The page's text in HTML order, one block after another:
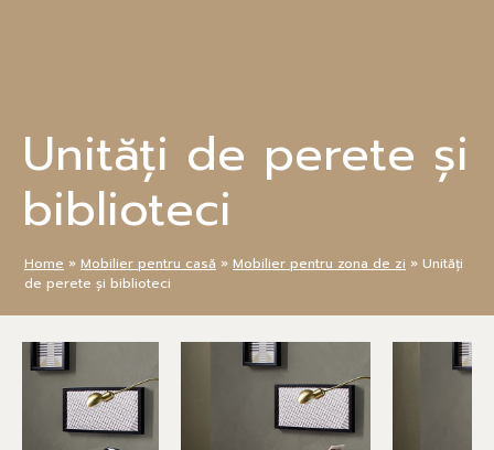
Unități de perete și
biblioteci
Home » Mobilier pentru casă » Mobilier pentru zona de zi » Unități
de perete și biblioteci